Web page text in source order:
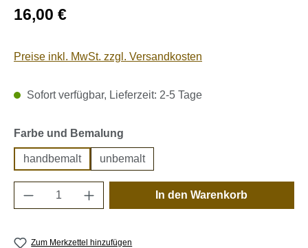
Regulärer Preis:
16,00 €
Preise inkl. MwSt. zzgl. Versandkosten
Sofort verfügbar, Lieferzeit: 2-5 Tage
Farbe und Bemalung
handbemalt unbemalt
Produkt Anzahl: Gib den gewünschten
In den Warenkorb
Zum Merkzettel hinzufügen